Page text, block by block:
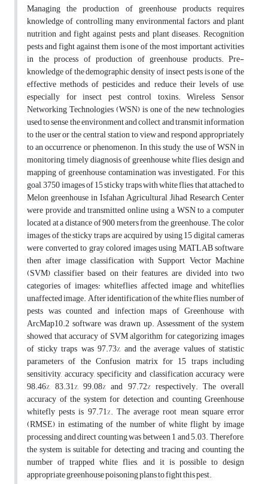
Managing the production of greenhouse products requires
knowledge of controlling many environmental factors and plant
nutrition and fight against pests and plant diseases. Recognition
pests and fight against them is one of the most important activities
in the process of production of greenhouse products. Pre-
knowledge of the demographic density of insect pests is one of the
effective methods of pesticides and reduce their levels of use,
especially for insect pest control toxins. Wireless Sensor
Networking Technologies (WSN) is one of the new technologies
used to sense the environment and collect and transmit information
to the user or the central station to view and respond appropriately
to an occurrence or phenomenon. In this study, the use of WSN in
monitoring, timely diagnosis of greenhouse white flies, design and
mapping of greenhouse contamination was investigated. For this
goal, 3750 images of 15 sticky traps with white flies that attached to
Melon greenhouse in Isfahan Agricultural Jihad Research Center
were provide and transmitted online using a WSN to a computer
located at a distance of 900 meters from the greenhouse. The color
images of the sticky traps are acquired by using 15 digital cameras
were converted to gray colored images using MATLAB software,
then after image classification with Support Vector Machine
(SVM) classifier based on their features, are divided into two
categories of images: whiteflies affected image and whiteflies
unaffected image. After identification of the white flies, number of
pests was counted and infection maps of Greenhouse with
ArcMap10.2 software was drawn up. Assessment of the system
showed that accuracy of SVM algorithm for categorizing images
of sticky traps was 97.73%, and the average values of statistic
parameters of the Confusion matrix for 15 traps including
sensitivity, accuracy, specificity and classification accuracy were
98.46%, 83.31%, 99.08% and 97.72% respectively. The overall
accuracy of the system for detection and counting Greenhouse
whitefly pests is 97.71%. The average root mean square error
(RMSE) in estimating of the number of white flight by image
processing and direct counting was between 1 and 5.03. Therefore,
the system is suitable for detecting and tracing and counting the
number of trapped white flies, and it is possible to design
appropriate greenhouse poisoning plans to fight this pest.